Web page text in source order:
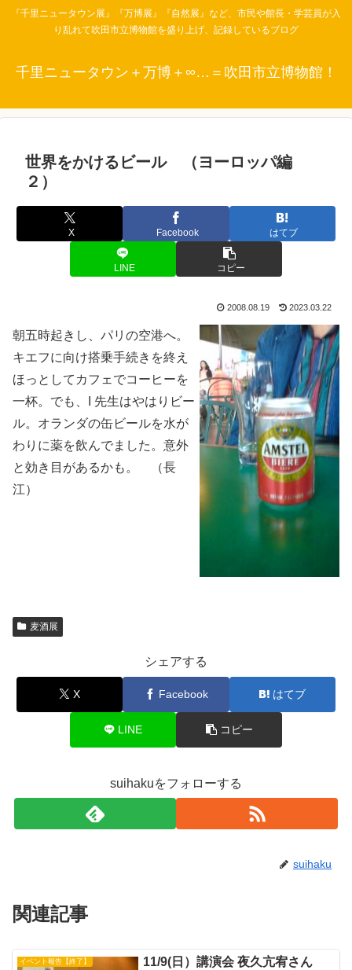
『千里ニュータウン展』『万博展』『自然展』など、市民や館長・学芸員が入
り乱れて吹田市立博物館を盛り上げ、記録しているブログ
千里ニュータウン＋万博＋∞…＝吹田市立博物館！
世界をかけるビール （ヨーロッパ編
２）
X Facebook はてブ
LINE コピー
2008.08.19 2023.03.22
朝五時起きし、パリの空港へ。
キエフに向け搭乗手続きを終え
ほっとしてカフェでコーヒーを
一杯。でも、I 先生はやはりビー
ル。オランダの缶ビールを水が
わりに薬を飲んでました。意外
と効き目があるかも。 （長
江）
麦酒展
シェアする
X Facebook はてブ
LINE コピー
suihakuをフォローする
suihaku
関連記事
イベント報告【終了】
11/9(日）講演会 夜久亢宥さん